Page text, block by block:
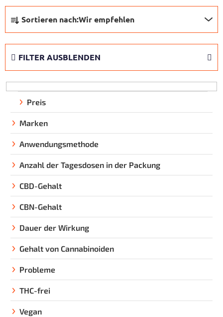
o
t
o
u
g
Sortieren nach:Wir empfehlen
FILTER AUSBLENDEN
Preis
Marken
Anwendungsmethode
Anzahl der Tagesdosen in der Packung
CBD-Gehalt
CBN-Gehalt
Dauer der Wirkung
Gehalt von Cannabinoiden
Probleme
THC-frei
Vegan